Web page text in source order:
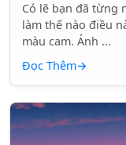
Có lẽ bạn đã từng
làm thế nào điều
màu cam. Ánh ...
Đọc Thêm→